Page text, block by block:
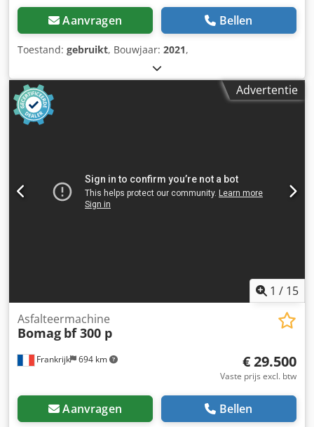
Aanvragen Bellen
Toestand: gebruikt, Bouwjaar: 2021,
Advertentie
1 / 15
Frankrijk 694 km
Asfalteermachine
Bomag bf 300 p
€ 29.500
Vaste prijs excl. btw
Aanvragen Bellen